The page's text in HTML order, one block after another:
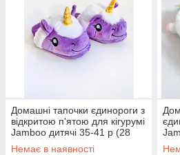
Домашні тапочки єдинороги з
відкритою п'ятою для кігурумі
Jamboo дитячі 35-41 р (28
см) фіолетові
Немає в наявності
(28